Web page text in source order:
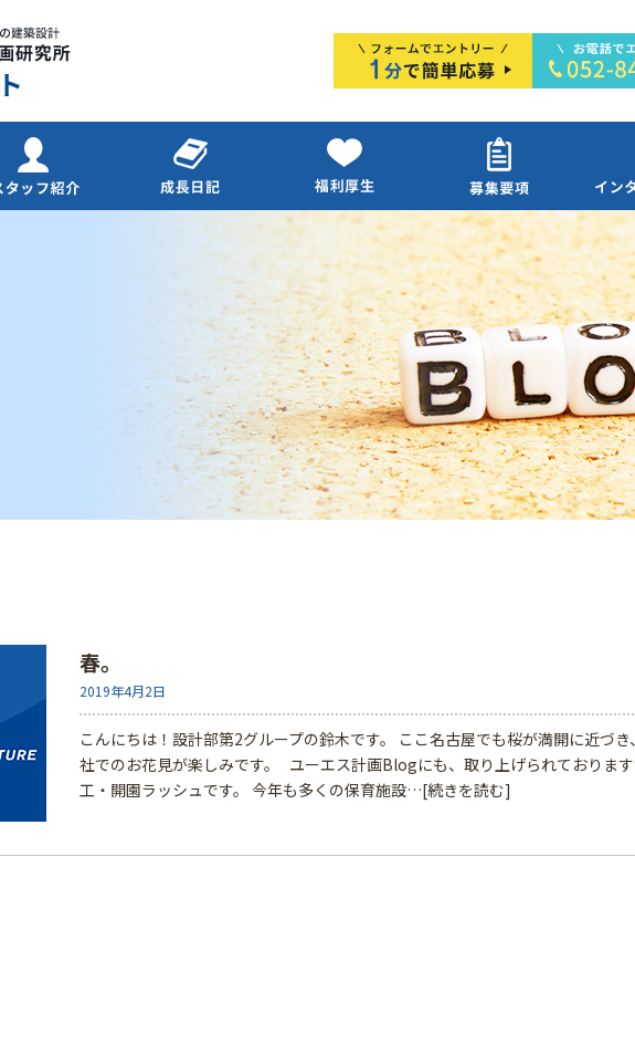
春。
2019年4月2日
こんにちは！設計部第2グループの鈴木です。 ここ名古屋でも桜が満開に近づ
社でのお花見が楽しみです。 ユーエス計画Blogにも、取り上げられておりま
工・開園ラッシュです。 今年も多くの保育施設…[続きを読む]